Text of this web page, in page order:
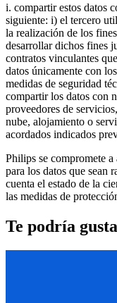
i. compartir estos datos
siguiente: i) el tercero
la realización de los
desarrollar dichos fines
contratos vinculantes
datos únicamente con
medidas de seguridad
compartir los datos con
proveedores de
nube, alojamiento o
acordados indicados
Philips se compromete
para los datos que sean
cuenta el estado de la
las medidas de
Te podría